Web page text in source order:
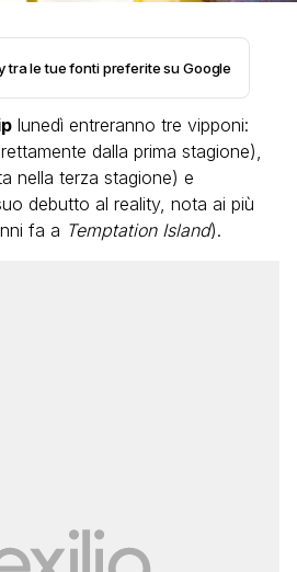
tra le tue fonti preferite su Google
lunedì entreranno tre vipponi:
dalla prima stagione),
nella terza stagione) e
debutto al reality, nota ai più
fa a Temptation Island).